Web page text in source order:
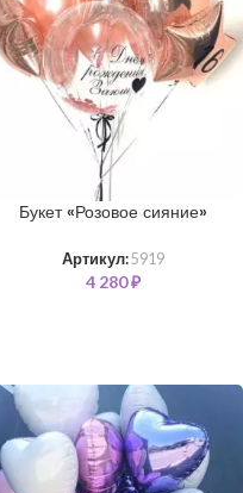
Букет «Розовое сияние»
Артикул:5919
4 280₽